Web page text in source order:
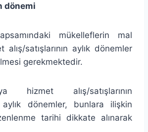
dönemi
mükelleflerin mal
satışlarının aylık dönemler
gerekmektedir.
hizmet alış/satışlarının
dönemler, bunlara ilişkin
tarihi dikkate alınarak